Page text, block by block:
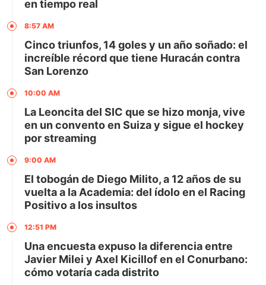
en tiempo real
8:57 AM
Cinco triunfos, 14 goles y un año soñado: el
increíble récord que tiene Huracán contra
San Lorenzo
10:00 AM
La Leoncita del SIC que se hizo monja, vive
en un convento en Suiza y sigue el hockey
por streaming
9:00 AM
El tobogán de Diego Milito, a 12 años de su
vuelta a la Academia: del ídolo en el Racing
Positivo a los insultos
12:51 PM
Una encuesta expuso la diferencia entre
Javier Milei y Axel Kicillof en el Conurbano:
cómo votaría cada distrito